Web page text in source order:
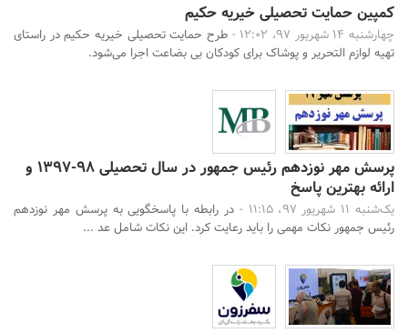
کمپین حمایت تحصیلی خیریه حکیم
چهارشنبه 14 شهریور 97، 12:02 -
طرح حمایت تحصیلی خیریه حکیم در راستای
تهیه لوازم التحریر و پوشاک برای کودکان بی بضاعت اجرا می‌شود.
پرسش مهر نوزدهم رئیس جمهور در سال تحصیلی 98-1397 و
ارائه بهترین پاسخ
یک‌شنبه 11 شهریور 97، 11:15 -
در رابطه با پاسخگویی به پرسش مهر نوزدهم
رئیس جمهور نکات مهمی را باید رعایت کرد. این نکات شامل عد ...